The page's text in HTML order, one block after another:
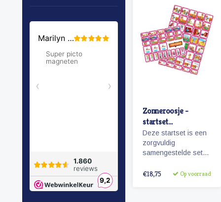
Zonneroosje -
startset
pictogrammen
meisje
Deze startset is een
zorgvuldig
samengestelde set
planbord
€18,75 Op voorraad